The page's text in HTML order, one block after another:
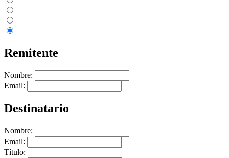
Remitente
Nombre:
Email:
Destinatario
Nombre:
Email:
Título: